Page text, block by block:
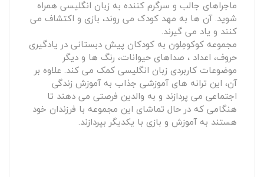
ماجراهای جالب و سرگرم کننده به زبان انگلیسی همراه
شوید. آن ها به مهد کودک می روند، بازی و اکتشاف می
کنند و یاد می گیرند.
مجموعه کوکومِلون به کودکان پیش دبستانی در یادگیری
حروف، اعداد ، صداهای حیوانات، رنگ ها و دیگر
موضوعات کاربردی زبان انگلیسی کمک می کند. علاوه بر
آن، این ترانه های آموزشی جذاب به آموزش زندگی
اجتماعی می پردازند و به والدین فرصتی می دهند تا
هنگامی که در حال تماشای این مجموعه با فرزندان خود
هستند به آموزش و بازی با یکدیگر بپردازند.